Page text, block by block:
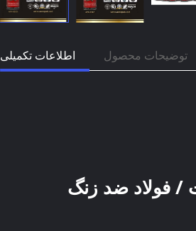
اطلاعات تکمیلی توضیحات محصول
/ فولاد ضد زنگ